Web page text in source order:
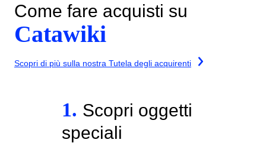
Come fare acquisti su
Catawiki
Scopri di più sulla nostra Tutela degli acquirenti
1. Scopri oggetti
speciali